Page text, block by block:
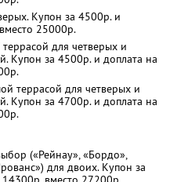
Купон за 4500р. и
25000р.
для четверых и
Купон за 4500р. и доплата на
террасой для четверых и
Купон за 4700р. и доплата на
(«Рейнау», «Бордо»,
для двоих. Купон за